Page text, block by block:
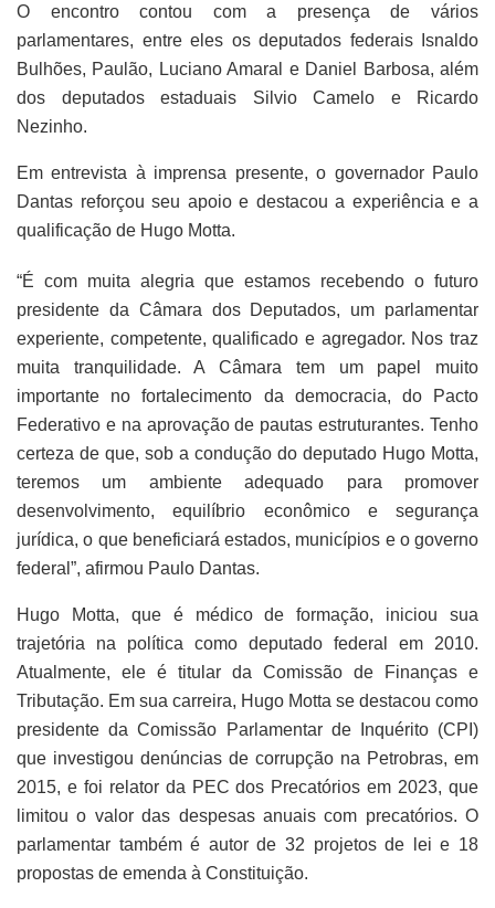
O encontro contou com a presença de vários
parlamentares, entre eles os deputados federais Isnaldo
Bulhões, Paulão, Luciano Amaral e Daniel Barbosa, além
dos deputados estaduais Silvio Camelo e Ricardo
Nezinho.
Em entrevista à imprensa presente, o governador Paulo
Dantas reforçou seu apoio e destacou a experiência e a
qualificação de Hugo Motta.
“É com muita alegria que estamos recebendo o futuro
presidente da Câmara dos Deputados, um parlamentar
experiente, competente, qualificado e agregador. Nos traz
muita tranquilidade. A Câmara tem um papel muito
importante no fortalecimento da democracia, do Pacto
Federativo e na aprovação de pautas estruturantes. Tenho
certeza de que, sob a condução do deputado Hugo Motta,
teremos um ambiente adequado para promover
desenvolvimento, equilíbrio econômico e segurança
jurídica, o que beneficiará estados, municípios e o governo
federal”, afirmou Paulo Dantas.
Hugo Motta, que é médico de formação, iniciou sua
trajetória na política como deputado federal em 2010.
Atualmente, ele é titular da Comissão de Finanças e
Tributação. Em sua carreira, Hugo Motta se destacou como
presidente da Comissão Parlamentar de Inquérito (CPI)
que investigou denúncias de corrupção na Petrobras, em
2015, e foi relator da PEC dos Precatórios em 2023, que
limitou o valor das despesas anuais com precatórios. O
parlamentar também é autor de 32 projetos de lei e 18
propostas de emenda à Constituição.